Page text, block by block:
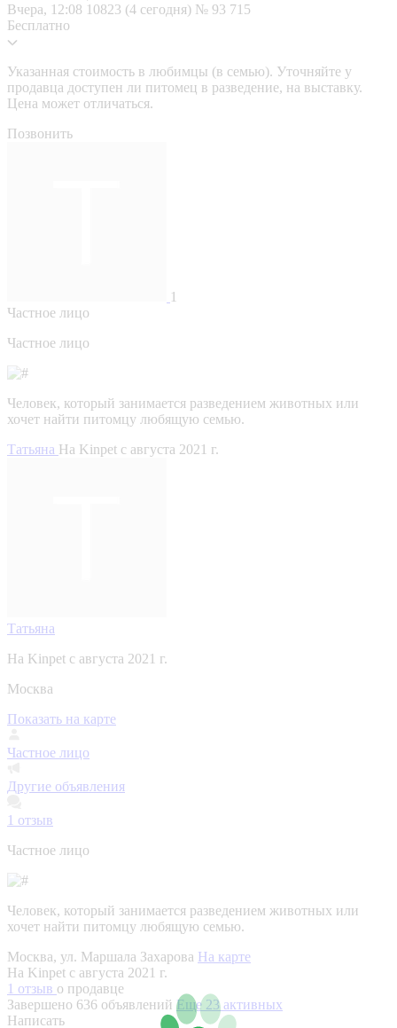
Вчера, 12:08 10823 (4 сегодня) № 93 715
Бесплатно
Указанная стоимость в любимцы (в семью). Уточняйте у
продавца доступен ли питомец в разведение, на выставку.
Цена может отличаться.
Позвонить
1
Частное лицо
Частное лицо
Человек, который занимается разведением животных или
хочет найти питомцу любящую семью.
Татьяна На Kinpet c августа 2021 г.
Татьяна
На Kinpet c августа 2021 г.
Москва
Показать на карте
Частное лицо
Другие объявления
1 отзыв
Частное лицо
Человек, который занимается разведением животных или
хочет найти питомцу любящую семью.
Москва, ул. Маршала Захарова На карте
На Kinpet c августа 2021 г.
1 отзыв о продавце
Завершено 636 объявлений Еще 23 активных
Написать